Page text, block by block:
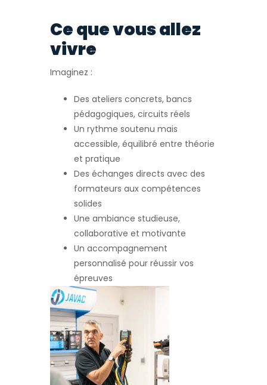
Ce que vous allez
vivre
Imaginez :
Des ateliers concrets, bancs
pédagogiques, circuits réels
Un rythme soutenu mais
accessible, équilibré entre théorie
et pratique
Des échanges directs avec des
formateurs aux compétences
solides
Une ambiance studieuse,
collaborative et motivante
Un accompagnement
personnalisé pour réussir vos
épreuves